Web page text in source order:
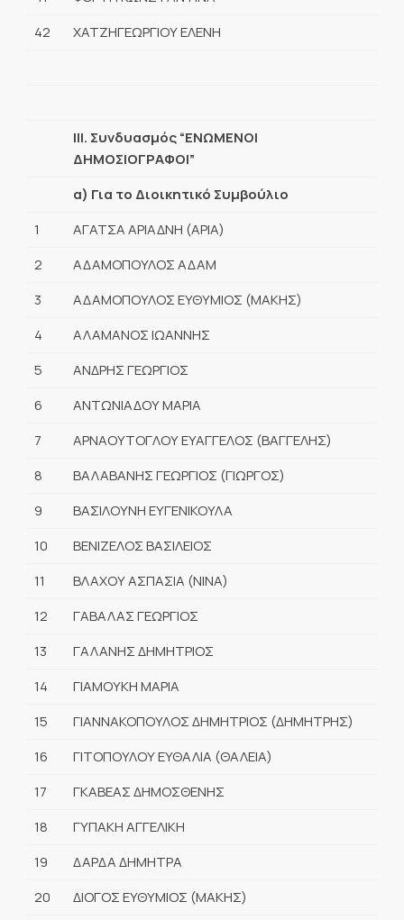
42
ΧΑΤΖΗΓΕΩΡΓΙΟΥ ΕΛΕΝΗ
ΙΙΙ. Συνδυασμός “ΕΝΩΜΕΝΟΙ
ΔΗΜΟΣΙΟΓΡΑΦΟΙ”
α) Για το Διοικητικό Συμβούλιο
1
ΑΓΑΤΣΑ ΑΡΙΑΔΝΗ (ΑΡΙΑ)
2
ΑΔΑΜΟΠΟΥΛΟΣ ΑΔΑΜ
3
ΑΔΑΜΟΠΟΥΛΟΣ ΕΥΘΥΜΙΟΣ (ΜΑΚΗΣ)
4
ΑΛΑΜΑΝΟΣ ΙΩΑΝΝΗΣ
5
ΑΝΔΡΗΣ ΓΕΩΡΓΙΟΣ
6
ΑΝΤΩΝΙΑΔΟΥ ΜΑΡΙΑ
7
ΑΡΝΑΟΥΤΟΓΛΟΥ ΕΥΑΓΓΕΛΟΣ (ΒΑΓΓΕΛΗΣ)
8
ΒΑΛΑΒΑΝΗΣ ΓΕΩΡΓΙΟΣ (ΓΙΩΡΓΟΣ)
9
ΒΑΣΙΛΟΥΝΗ ΕΥΓΕΝΙΚΟΥΛΑ
10
ΒΕΝΙΖΕΛΟΣ ΒΑΣΙΛΕΙΟΣ
11
ΒΛΑΧΟΥ ΑΣΠΑΣΙΑ (ΝΙΝΑ)
12
ΓΑΒΑΛΑΣ ΓΕΩΡΓΙΟΣ
13
ΓΑΛΑΝΗΣ ΔΗΜΗΤΡΙΟΣ
14
ΓΙΑΜΟΥΚΗ ΜΑΡΙΑ
15
ΓΙΑΝΝΑΚΟΠΟΥΛΟΣ ΔΗΜΗΤΡΙΟΣ (ΔΗΜΗΤΡΗΣ)
16
ΓΙΤΟΠΟΥΛΟΥ ΕΥΘΑΛΙΑ (ΘΑΛΕΙΑ)
17
ΓΚΑΒΕΑΣ ΔΗΜΟΣΘΕΝΗΣ
18
ΓΥΠΑΚΗ ΑΓΓΕΛΙΚΗ
19
ΔΑΡΔΑ ΔΗΜΗΤΡΑ
20
ΔΙΟΓΟΣ ΕΥΘΥΜΙΟΣ (ΜΑΚΗΣ)